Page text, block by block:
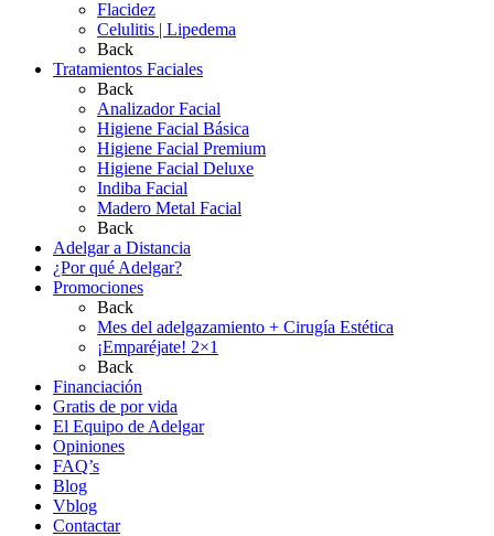
Flacidez
Celulitis | Lipedema
Back
Tratamientos Faciales
Back
Analizador Facial
Higiene Facial Básica
Higiene Facial Premium
Higiene Facial Deluxe
Indiba Facial
Madero Metal Facial
Back
Adelgar a Distancia
¿Por qué Adelgar?
Promociones
Back
Mes del adelgazamiento + Cirugía Estética
¡Emparéjate! 2×1
Back
Financiación
Gratis de por vida
El Equipo de Adelgar
Opiniones
FAQ’s
Blog
Vblog
Contactar